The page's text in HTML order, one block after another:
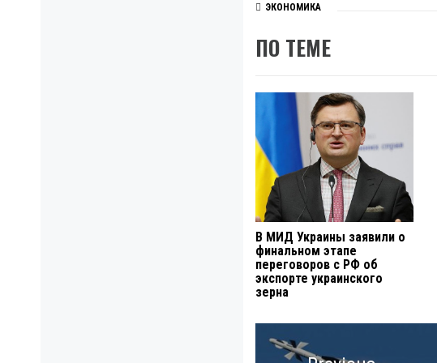
ЭКОНОМИКА
ПО ТЕМЕ
В МИД Украины заявили о
финальном этапе
переговоров с РФ об
экспорте украинского
зерна
Навигация
по